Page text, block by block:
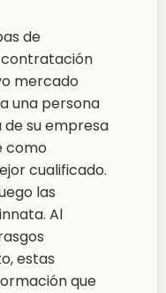
de
contratación
mercado
una persona
su empresa
como
cualificado.
las
Al
estas
que